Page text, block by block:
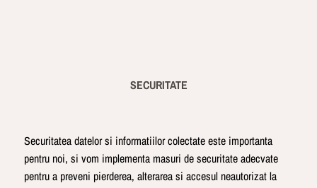
SECURITATE
Securitatea datelor si informatiilor colectate este importanta
pentru noi, si vom implementa masuri de securitate adecvate
pentru a preveni pierderea, alterarea si accesul neautorizat la